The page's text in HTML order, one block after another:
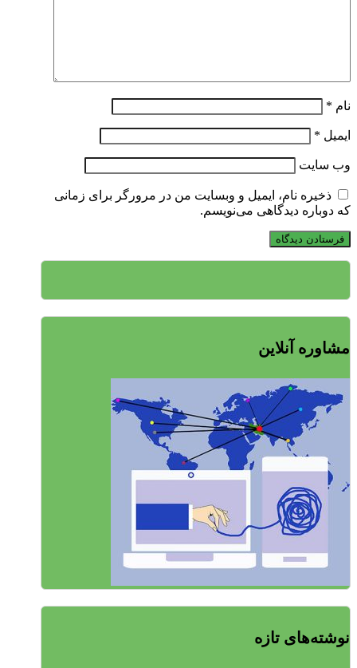
نام *
ایمیل *
وب‌ سایت
ذخیره نام، ایمیل و وبسایت من در مرورگر برای زمانی
که دوباره دیدگاهی می‌نویسم.
مشاوره آنلاین
نوشته‌های تازه